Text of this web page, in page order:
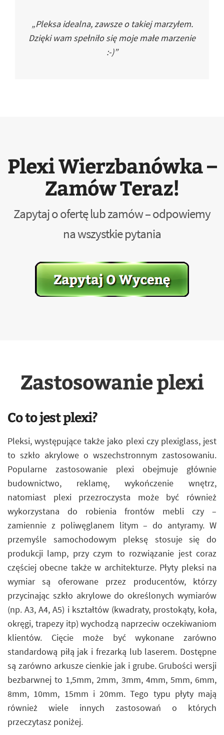
„Pleksa idealna, zawsze o takiej marzyłem.
Dzięki wam spełniło się moje małe marzenie
:-)”
Plexi Wierzbanówka –
Zamów Teraz!
Zapytaj o ofertę lub zamów – odpowiemy
na wszystkie pytania
Zastosowanie plexi
Co to jest plexi?
Pleksi, występujące także jako plexi czy plexiglass, jest
to szkło akrylowe o wszechstronnym zastosowaniu.
Popularne zastosowanie plexi obejmuje głównie
budownictwo, reklamę, wykończenie wnętrz,
natomiast plexi przezroczysta może być również
wykorzystana do robienia frontów mebli czy –
zamiennie z poliwęglanem litym – do antyramy. W
przemyśle samochodowym pleksę stosuje się do
produkcji lamp, przy czym to rozwiązanie jest coraz
częściej obecne także w architekturze. Płyty pleksi na
wymiar są oferowane przez producentów, którzy
przycinając szkło akrylowe do określonych wymiarów
(np. A3, A4, A5) i kształtów (kwadraty, prostokąty, koła,
okręgi, trapezy itp) wychodzą naprzeciw oczekiwaniom
klientów. Cięcie może być wykonane zarówno
standardową piłą jak i frezarką lub laserem. Dostępne
są zarówno arkusze cienkie jak i grube. Grubości wersji
bezbarwnej to 1,5mm, 2mm, 3mm, 4mm, 5mm, 6mm,
8mm, 10mm, 15mm i 20mm. Tego typu płyty mają
również wiele innych zastosowań o których
przeczytasz poniżej.